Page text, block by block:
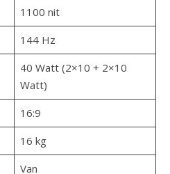
1100 nit
144 Hz
40 Watt (2×10 + 2×10
Watt)
16:9
16 kg
Van